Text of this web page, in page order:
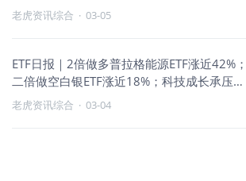
对跑赢
老虎资讯综合 · 03-05
ETF日报｜2倍做多普拉格能源ETF涨近42%；
二倍做空白银ETF涨近18%；科技成长承压，
逆向与商品类领跑
老虎资讯综合 · 03-04